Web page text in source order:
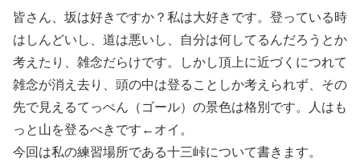
皆さん、坂は好きですか？私は大好きです。登っている時
はしんどいし、道は悪いし、自分は何してるんだろうとか
考えたり、雑念だらけです。しかし頂上に近づくにつれて
雑念が消え去り、頭の中は登ることしか考えられず、その
先で見えるてっぺん（ゴール）の景色は格別です。人はも
っと山を登るべきです←オイ。
今回は私の練習場所である十三峠について書きます。